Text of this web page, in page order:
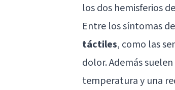
los dos hemisferios
Entre los síntomas
táctiles, como las
dolor. Además
temperatura y una